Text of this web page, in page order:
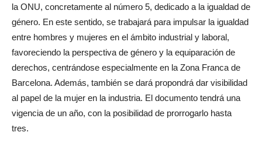
la ONU, concretamente al número 5, dedicado a la igualdad de
género. En este sentido, se trabajará para impulsar la igualdad
entre hombres y mujeres en el ámbito industrial y laboral,
favoreciendo la perspectiva de género y la equiparación de
derechos, centrándose especialmente en la Zona Franca de
Barcelona. Además, también se dará propondrá dar visibilidad
al papel de la mujer en la industria. El documento tendrá una
vigencia de un año, con la posibilidad de prorrogarlo hasta
tres.